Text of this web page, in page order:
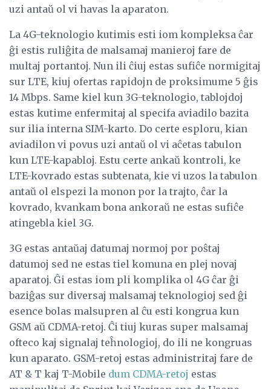
uzi antaŭ ol vi havas la aparaton.
La 4G-teknologio kutimis esti iom kompleksa ĉar
ĝi estis ruliĝita de malsamaj manieroj fare de
multaj portantoj. Nun ili ĉiuj estas sufiĉe normigitaj
sur LTE, kiuj ofertas rapidojn de proksimume 5 ĝis
14 Mbps. Same kiel kun 3G-teknologio, tablojdoj
estas kutime enfermitaj al specifa aviadilo bazita
sur ilia interna SIM-karto. Do certe esploru, kian
aviadilon vi povus uzi antaŭ ol vi aĉetas tabulon
kun LTE-kapabloj. Estu certe ankaŭ kontroli, ke
LTE-kovrado estas subtenata, kie vi uzos la tabulon
antaŭ ol elspezi la monon por la trajto, ĉar la
kovrado, kvankam bona ankoraŭ ne estas sufiĉe
atingebla kiel 3G.
3G estas antaŭaj datumaj normoj por poŝtaj
datumoj sed ne estas tiel komuna en plej novaj
aparatoj. Ĝi estas iom pli komplika ol 4G ĉar ĝi
baziĝas sur diversaj malsamaj teknologioj sed ĝi
esence bolas malsupren al ĉu esti kongrua kun
GSM aŭ CDMA-retoj. Ĉi tiuj kuras super malsamaj
ofteco kaj signalaj teĥnologioj, do ili ne kongruas
kun aparato. GSM-retoj estas administritaj fare de
AT & T kaj T-Mobile dum CDMA-retoj estas